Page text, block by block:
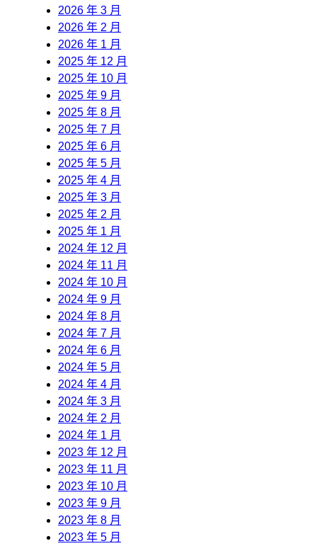
2026 年 3 月
2026 年 2 月
2026 年 1 月
2025 年 12 月
2025 年 10 月
2025 年 9 月
2025 年 8 月
2025 年 7 月
2025 年 6 月
2025 年 5 月
2025 年 4 月
2025 年 3 月
2025 年 2 月
2025 年 1 月
2024 年 12 月
2024 年 11 月
2024 年 10 月
2024 年 9 月
2024 年 8 月
2024 年 7 月
2024 年 6 月
2024 年 5 月
2024 年 4 月
2024 年 3 月
2024 年 2 月
2024 年 1 月
2023 年 12 月
2023 年 11 月
2023 年 10 月
2023 年 9 月
2023 年 8 月
2023 年 5 月